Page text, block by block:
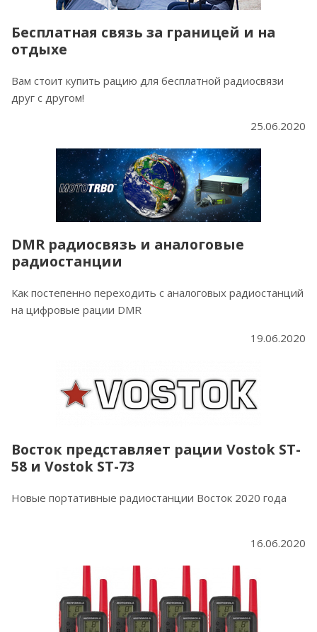
Бесплатная связь за границей и на
отдыхе
Вам стоит купить рацию для бесплатной радиосвязи
друг с другом!
25.06.2020
DMR радиосвязь и аналоговые
радиостанции
Как постепенно переходить с аналоговых радиостанций
на цифровые рации DMR
19.06.2020
Восток представляет рации Vostok ST-
58 и Vostok ST-73
Новые портативные радиостанции Восток 2020 года
16.06.2020